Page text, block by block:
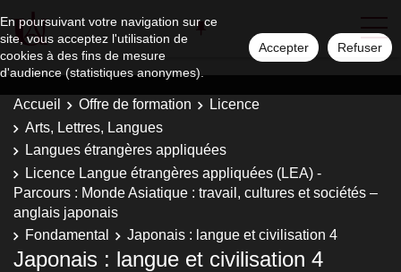
En poursuivant votre navigation sur ce
site, vous acceptez l'utilisation de
cookies à des fins de mesure
d'audience (statistiques anonymes).
Accepter Refuser
Accueil Offre de formation
Licence
Arts, Lettres, Langues
Langues étrangères appliquées
Licence Langue étrangères appliquées (LEA) -
Parcours : Monde Asiatique : travail, cultures et sociétés –
anglais japonais
Fondamental
Japonais : langue et civilisation 4
Japonais : langue et civilisation 4